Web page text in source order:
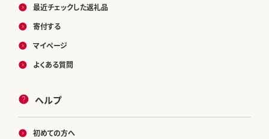
最近チェックした返礼品
寄付する
マイページ
よくある質問
ヘルプ
初めての方へ